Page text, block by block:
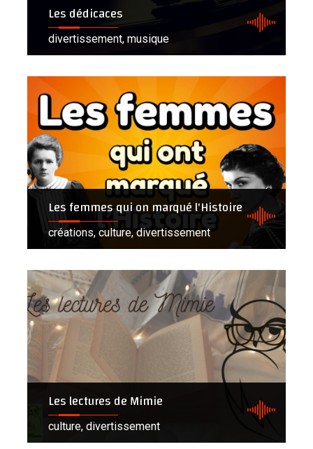
Les dédicaces
divertissement, musique
Les femmes qui on marqué l'Histoire
créations, culture, divertissement
Les lectures de Mimie
culture, divertissement